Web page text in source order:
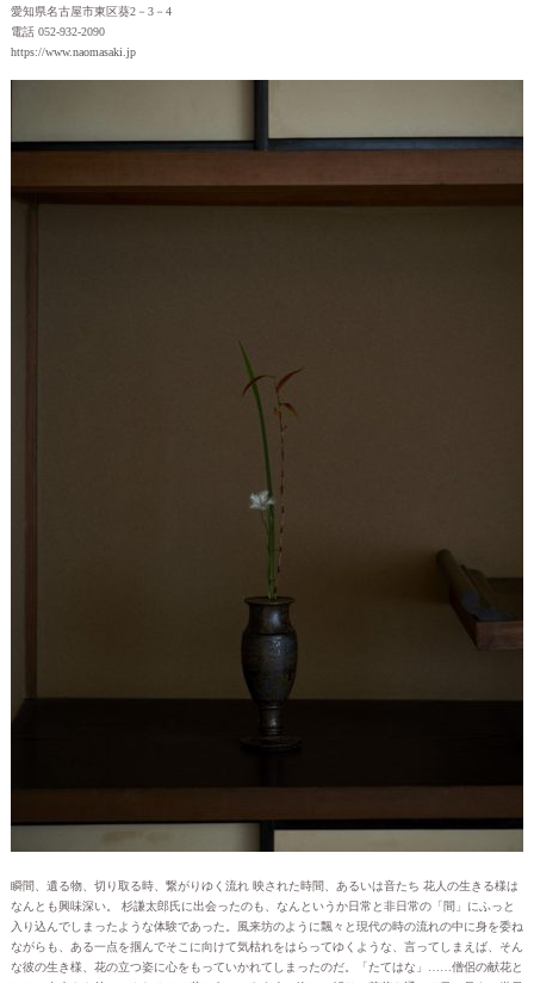
愛知県名古屋市東区葵2－3－4
電話 052-932-2090
https://www.naomasaki.jp
瞬間、遺る物、切り取る時、繋がりゆく流れ 映された時間、あるいは音たち 花人の生きる様は
なんとも興味深い。 杉謙太郎氏に出会ったのも、なんというか日常と非日常の「間」にふっと
入り込んでしまったような体験であった。風来坊のように飄々と現代の時の流れの中に身を委ね
ながらも、ある一点を掴んでそこに向けて気枯れをはらってゆくような、言ってしまえば、そん
な彼の生き様、花の立つ姿に心をもっていかれてしまったのだ。「たてはな」……僧侶の献花と